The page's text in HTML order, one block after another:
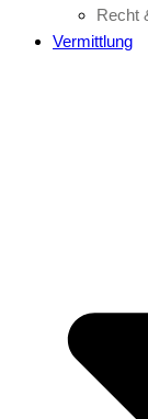
Recht
Vermittlung